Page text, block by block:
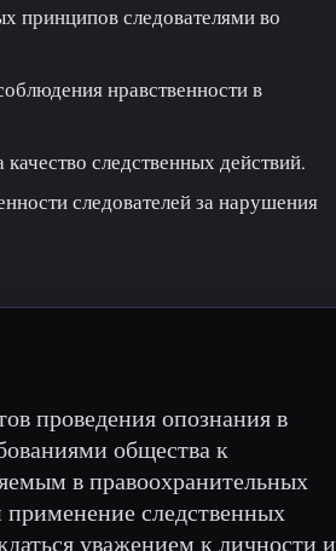
принципов следователями во
нравственности в
следственных действий.
следователей за нарушения
проведения опознания в
общества к
в правоохранительных
применение следственных
уважением к личности и